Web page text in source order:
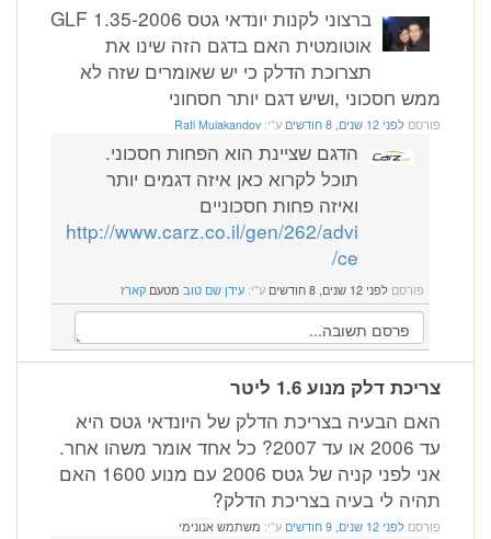
ברצוני לקנות יונדאי גטס 2006-GLF 1.35
אוטומטית האם בדגם הזה שינו את
תצרוכת הדלק כי יש שאומרים שזה לא
ממש חסכוני ,ושיש דגם יותר חסחוני
פורסם לפני 12 שנים, 8 חודשים ע"י: Rafi Mulakandov
הדגם שציינת הוא הפחות חסכוני.
תוכל לקרוא כאן איזה דגמים יותר
ואיזה פחות חסכוניים
http://www.carz.co.il/gen/262/advi
ce/
פורסם לפני 12 שנים, 8 חודשים ע"י: עידן שם טוב מטעם קארז
צריכת דלק מנוע 1.6 ליטר
האם הבעיה בצריכת הדלק של היונדאי גטס היא
עד 2006 או עד 2007? כל אחד אומר משהו אחר.
אני לפני קניה של גטס 2006 עם מנוע 1600 האם
תהיה לי בעיה בצריכת הדלק?
פורסם לפני 12 שנים, 9 חודשים ע"י: משתמש אנונימי